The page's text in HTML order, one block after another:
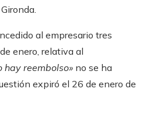
al empresario tres
enero, relativa al
hay reembolso» no se ha
expiró el 26 de enero de